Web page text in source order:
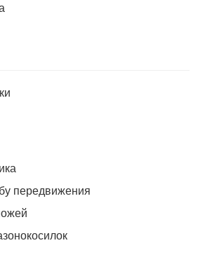
передвижения